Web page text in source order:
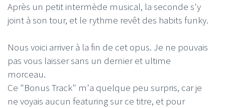
Après un petit intermède musical, la seconde s'y
joint à son tour, et le rythme revêt des habits funky.
Nous voici arriver à la fin de cet opus. Je ne pouvais
pas vous laisser sans un dernier et ultime
morceau.
Ce "Bonus Track" m'a quelque peu surpris, car je
ne voyais aucun featuring sur ce titre, et pour